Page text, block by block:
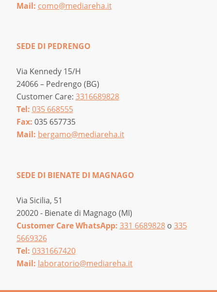
Mail: como@mediareha.it
SEDE DI PEDRENGO
Via Kennedy 15/H
24066 – Pedrengo (BG)
Customer Care: 3316689828
Tel: 035 668555
Fax: 035 657735
Mail: bergamo@mediareha.it
SEDE DI BIENATE DI MAGNAGO
Via Sicilia, 51
20020 - Bienate di Magnago (MI)
Customer Care WhatsApp: 331 6689828o 335
5669326
Tel: 0331667420
Mail: laboratorio@mediareha.it